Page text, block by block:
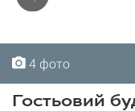
4 фото
4 фото
4 фото
4 фото
Гостьовий